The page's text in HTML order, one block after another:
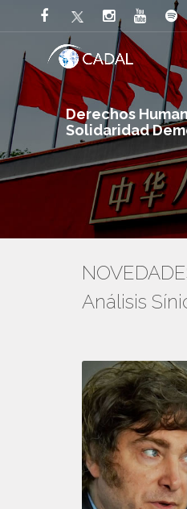
Derechos
Solidaridad
Análisis